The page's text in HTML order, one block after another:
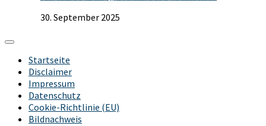
30. September 2025
Startseite
Disclaimer
Impressum
Datenschutz
Cookie-Richtlinie (EU)
Bildnachweis